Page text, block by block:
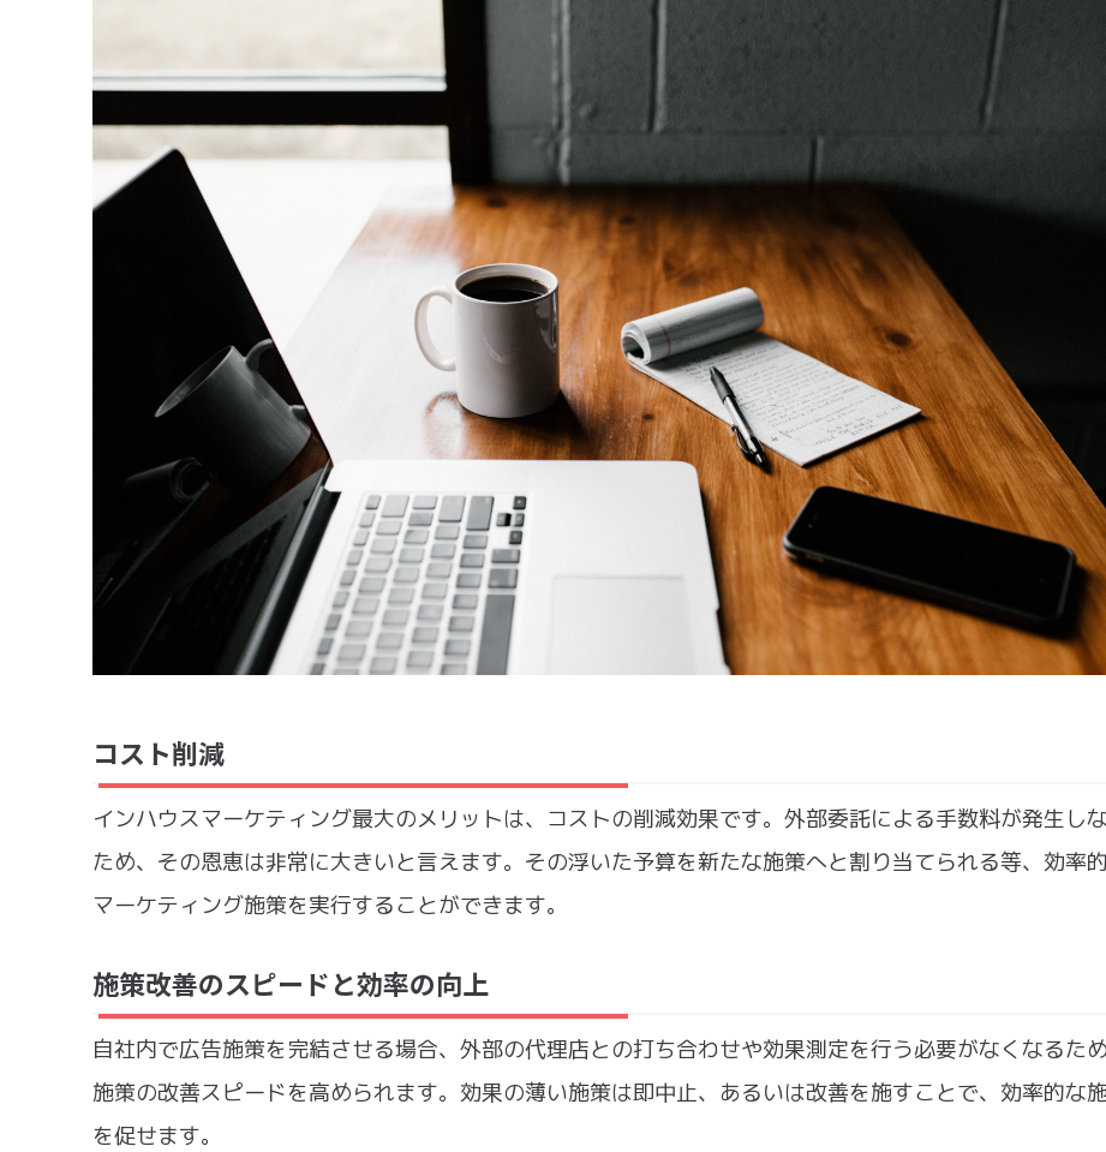
コスト削減
インハウスマーケティング最大のメリットは、コストの削減効果です。外部委託による手数料が発生し
ため、その恩恵は非常に大きいと言えます。その浮いた予算を新たな施策へと割り当てられる等、効率
マーケティング施策を実行することができます。
施策改善のスピードと効率の向上
自社内で広告施策を完結させる場合、外部の代理店との打ち合わせや効果測定を行う必要がなくなるため
施策の改善スピードを高められます。効果の薄い施策は即中止、あるいは改善を施すことで、効率的な
を促せます。